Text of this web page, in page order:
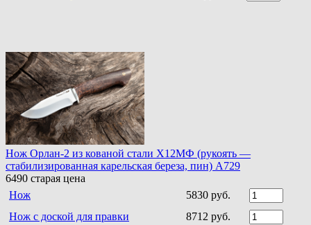
Нож Орлан-2 из кованой стали Х12МФ (рукоять —
стабилизированная карельская береза, пин) A729
6490 старая цена
Нож
5830 руб.
Нож с доской для правки
8712 руб.